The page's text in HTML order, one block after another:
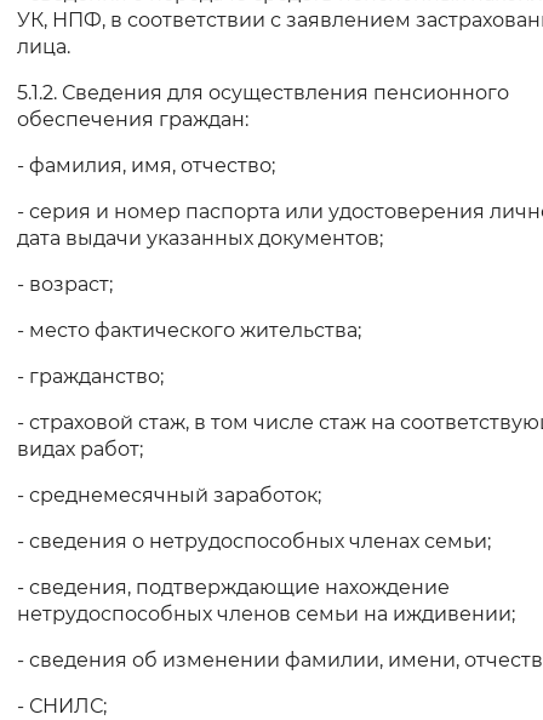
УК, НПФ, в соответствии с заявлением
лица.
5.1.2. Сведения для осуществления пенсионного
обеспечения граждан:
- фамилия, имя, отчество;
- серия и номер паспорта или удостоверения
дата выдачи указанных документов;
- возраст;
- место фактического жительства;
- гражданство;
- страховой стаж, в том числе стаж на
видах работ;
- среднемесячный заработок;
- сведения о нетрудоспособных членах семьи;
- сведения, подтверждающие нахождение
нетрудоспособных членов семьи на иждивении;
- сведения об изменении фамилии, имени,
- СНИЛС;